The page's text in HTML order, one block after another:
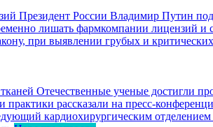
Президент России Владимир Путин
лишать фармкомпании лицензий и
при выявлении грубых и
Отечественные ученые достигли
рассказали на пресс-
кардиохирургическим